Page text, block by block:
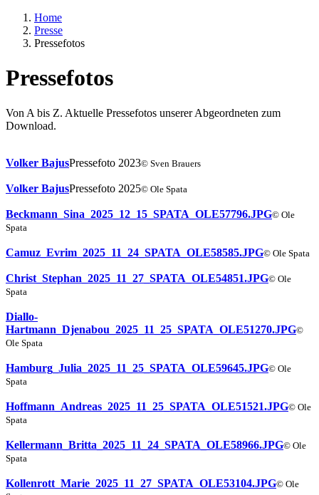
Home
Presse
Pressefotos
Pressefotos
Von A bis Z. Aktuelle Pressefotos unserer Abgeordneten zum
Download.
Volker BajusPressefoto 2023© Sven Brauers
Volker BajusPressefoto 2025© Ole Spata
Beckmann_Sina_2025_12_15_SPATA_OLE57796.JPG© Ole
Spata
Camuz_Evrim_2025_11_24_SPATA_OLE58585.JPG© Ole Spata
Christ_Stephan_2025_11_27_SPATA_OLE54851.JPG© Ole
Spata
Diallo-
Hartmann_Djenabou_2025_11_25_SPATA_OLE51270.JPG©
Ole Spata
Hamburg_Julia_2025_11_25_SPATA_OLE59645.JPG© Ole
Spata
Hoffmann_Andreas_2025_11_25_SPATA_OLE51521.JPG© Ole
Spata
Kellermann_Britta_2025_11_24_SPATA_OLE58966.JPG© Ole
Spata
Kollenrott_Marie_2025_11_27_SPATA_OLE53104.JPG© Ole